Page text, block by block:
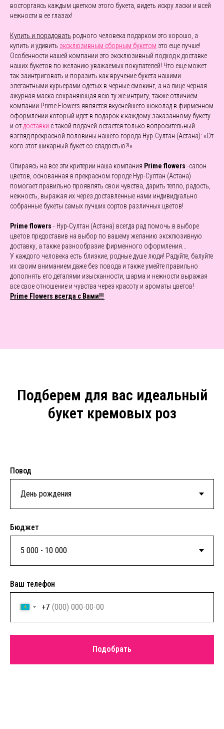
восторгаясь каждым цветком этого букета, видеть искру ласки и всей
нежности в ее глазах!
Купить и порадовать родного человека подарком это хорошо, а
купить и удивить эксклюзивным сборным букетом это еще лучше!
Особенности нашей компании это эксклюзивный подход к доставке
наших букетов по желанию уважаемых покупателей! Что еще может
так заинтриговать и поразить как вручение букета нашими
элегантными курьерами одетых в черные смокинг, а на лице черная
ажурная маска сохраняющая всю ту же интригу, также отличием
компании Prime Flowers является вкуснейшего шоколад в фирменном
оформлении который идет в подарок к каждому заказанному букету
и от доставки с такой подачей остается только вопросительный
взгляд прекрасной половины нашего города Нур-Султан (Астана): «От
кого этот шикарный букет со сладостью?!»
Опираясь на все эти критерии наша компания Prime flowers -салон
цветов, основанная в прекрасном городе Нур-Султан (Астана)
помогает правильно проявлять свои чувства, дарить тепло, радость,
нежность, выражая их через доставленные нами индивидуально
собранные букеты самых лучших сортов различных цветов!
Prime flowers - Нур-Султан (Астана) всегда рад помочь в выборе
цветов предоставив на выбор по вашему желанию эксклюзивную
доставку, а также разнообразие фирменного оформления...
У каждого человека есть близкие, родные душе люди! Радуйте, балуйте
их своим вниманием даже без повода и также умейте правильно
дополнять его деталями изысканности, шарма и нежности выражая
все свое отношение и чувства через красоту и ароматы цветов!
Prime Flowers всегда с Вами!!!
Подберем для вас идеальный
букет кремовых роз
Повод
Бюджет
Ваш телефон
+7
Подобрать